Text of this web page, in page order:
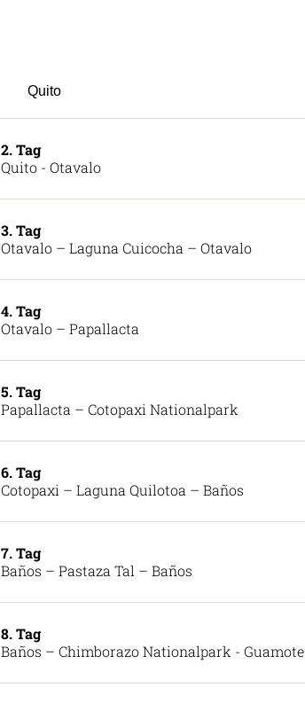
Quito
2. Tag
Quito - Otavalo
3. Tag
Otavalo – Laguna Cuicocha – Otavalo
4. Tag
Otavalo – Papallacta
5. Tag
Papallacta – Cotopaxi Nationalpark
6. Tag
Cotopaxi – Laguna Quilotoa – Baños
7. Tag
Baños – Pastaza Tal – Baños
8. Tag
Baños – Chimborazo Nationalpark - Guamote